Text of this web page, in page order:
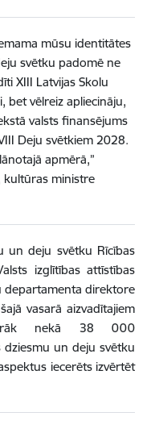
mūsu identitātes
svētku padomē ne
XIII Latvijas Skolu
bet vēlreiz apliecināju,
valsts finansējums
Deju svētkiem 2028.
apmērā,”
kultūras ministre
un deju svētku Rīcības
izglītības attīstības
departamenta direktore
vasarā aizvadītajiem
nekā 38 000
dziesmu un deju svētku
iecerēts izvērtēt